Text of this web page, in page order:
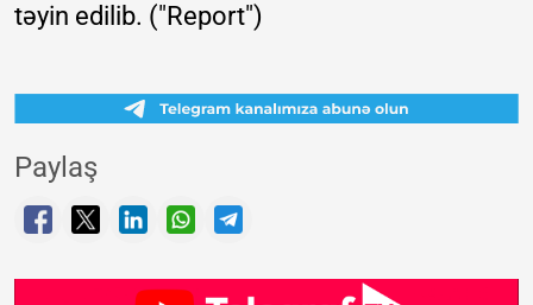
təyin edilib. ("Report")
Paylaş